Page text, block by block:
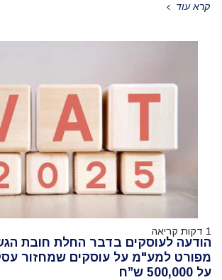
קרא עוד
1 דקות קריאה
הודעה לעוסקים בדבר החלת חובת
מפורט למע"מ על עוסקים שמחזור
על 500,000 ש”ח